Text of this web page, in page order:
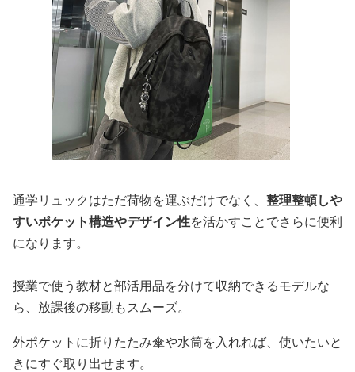
通学リュックはただ荷物を運ぶだけでなく、 整理整頓しや
すいポケット構造やデザイン性を活かすことでさらに便利
になります。
授業で使う教材と部活用品を分けて収納できるモデルな
ら、放課後の移動もスムーズ。
外ポケットに折りたたみ傘や水筒を入れれば、使いたいと
きにすぐ取り出せます。